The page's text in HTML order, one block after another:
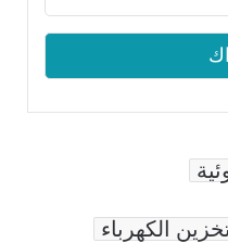
الكهرباء